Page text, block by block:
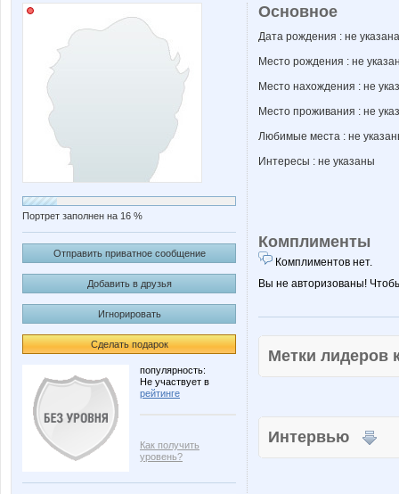
Портрет заполнен на 16 %
Отправить приватное сообщение
Добавить в друзья
Игнорировать
Сделать подарок
популярность:
Не участвует в
рейтинге
Как получить
уровень?
Основное
Дата рождения : не указана
Место рождения : не
Место нахождения : не
Место проживания : не
Любимые места : не
Интересы : не указаны
Комплименты
Комплиментов нет.
Вы не авторизованы!
Метки
Интервью